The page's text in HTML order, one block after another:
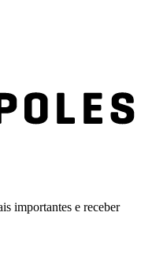
importantes e receber